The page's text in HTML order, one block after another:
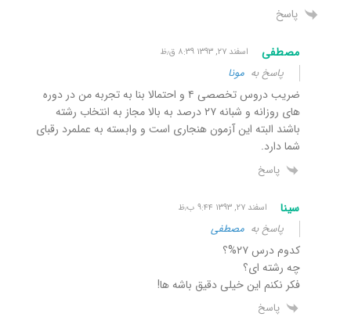
پاسخ
مصطفی اسفند ۲۷, ۱۳۹۳ ۸:۳۹ ق٫ظ
پاسخ به مونا
ضریب دروس تخصصی ۴ و احتمالا بنا به تجربه من در دوره
های روزانه و شبانه ۲۷ درصد به بالا مجاز به انتخاب رشته
باشند البته این آزمون هنجاری است و وابسته به عملمرد رقبای
شما دارد.
پاسخ
سینا اسفند ۲۷, ۱۳۹۳ ۹:۴۴ ب٫ظ
پاسخ به مصطفی
کدوم درس ۲۷%؟
چه رشته ای؟
فکر نکنم این خیلی دقیق باشه ها!
پاسخ